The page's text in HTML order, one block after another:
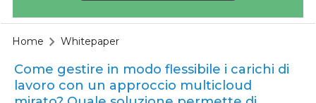
Home Whitepaper
Come gestire in modo flessibile i carichi di
lavoro con un approccio multicloud